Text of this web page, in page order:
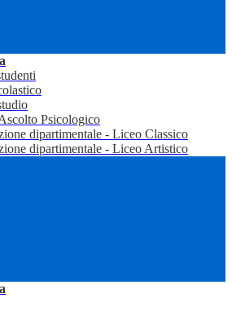
Psicologico
dipartimentale - Liceo Classico
dipartimentale - Liceo Artistico